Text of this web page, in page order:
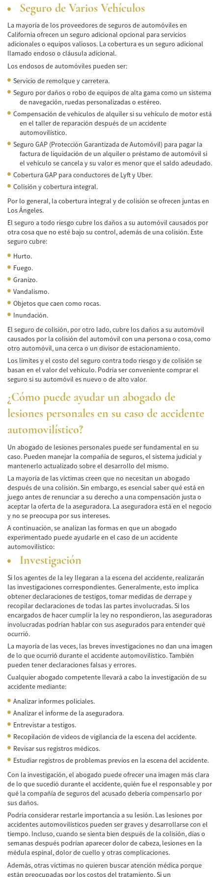
Bicycle Accidents
Limousine Accidents
Pedestrian Accidents
Motorcycle Accidents
Train and Subway Accidents
Truck Accidents
Tour Buses
Types of Catastrophic Injuries
Medical Malpractice
Motorcycle Accident
Drug-Related Motorcycle Accident
Motorist
Motorcycle Rear-End Accident
Reckless Driving Motorcycle Accident
Unsafe Left Turn Motorcycle Accident
Determining Fault
Dealing With Insurance Companies
Pedestrian Accidents Causes
Pedestrian Accident Statistics
Recovering Compensation
Truck Accident
Liable Parties in a Truck Accident
Type of Compensation Available
Type of Evidence Needed
Truck Accident Causes
Winning Your Truck Accident Case
Wrongful Death
Building Your Case
How to File a Wrongful Death Claim
Statute of Limitations
Which Damages Can I Recover in a Wrongful
TESTIMONIALS
NEWS
CONTACT
Seguro de Varios Vehículos
La mayoría de los proveedores de seguros de automóviles en
California ofrecen un seguro adicional opcional para servicios
adicionales o equipos valiosos. La cobertura es un seguro adicional
llamado endoso o cláusula adicional.
Los endosos de automóviles pueden ser:
Servicio de remolque y carretera.
Seguro por daños o robo de equipos de alta gama como un sistema
de navegación, ruedas personalizadas o estéreo.
Compensación de vehículos de alquiler si su vehículo de motor está
en el taller de reparación después de un accidente
automovilístico.
Seguro GAP (Protección Garantizada de Automóvil) para pagar la
factura de liquidación de un alquiler o préstamo de automóvil si
el vehículo se cancela y su valor es menor que el saldo adeudado.
Cobertura GAP para conductores de Lyft y Uber.
Colisión y cobertura integral.
Por lo general, la cobertura integral y de colisión se ofrecen juntas en
Los Ángeles.
El seguro a todo riesgo cubre los daños a su automóvil causados ​​por
otra cosa que no esté bajo su control, además de una colisión. Este
seguro cubre:
Hurto.
Fuego.
Granizo.
Vandalismo.
Objetos que caen como rocas.
Inundación.
El seguro de colisión, por otro lado, cubre los daños a su automóvil
causados ​​por la colisión del automóvil con una persona o cosa, como
otro automóvil, una cerca o un divisor de estacionamiento.
Los límites y el costo del seguro contra todo riesgo y de colisión se
basan en el valor del vehículo. Podría ser conveniente comprar el
seguro si su automóvil es nuevo o de alto valor.
¿Cómo puede ayudar un abogado de
lesiones personales en su caso de accidente
automovilístico?
Un abogado de lesiones personales puede ser fundamental en su
caso. Pueden manejar la compañía de seguros, el sistema judicial y
mantenerlo actualizado sobre el desarrollo del mismo.
La mayoría de las víctimas creen que no necesitan un abogado
después de una colisión. Sin embargo, es esencial saber qué está en
juego antes de renunciar a su derecho a una compensación justa o
aceptar la oferta de la aseguradora. La aseguradora está en el negocio
y no se preocupa por sus intereses.
A continuación, se analizan las formas en que un abogado
experimentado puede ayudarle en el caso de un accidente
automovilístico:
Investigación
Si los agentes de la ley llegaran a la escena del accidente, realizarán
las investigaciones correspondientes. Generalmente, esto implica
obtener declaraciones de testigos, tomar medidas de derrape y
recopilar declaraciones de todas las partes involucradas. Si los
encargados de hacer cumplir la ley no respondieron, las aseguradoras
involucradas podrían hablar con sus asegurados para entender qué
ocurrió.
La mayoría de las veces, las breves investigaciones no dan una imagen
de lo que ocurrió durante el accidente automovilístico. También
pueden tener declaraciones falsas y errores.
Cualquier abogado competente llevará a cabo la investigación de su
accidente mediante:
Analizar informes policiales.
Analizar el informe de la aseguradora.
Entrevistar a testigos.
Recopilación de videos de vigilancia de la escena del accidente.
Revisar sus registros médicos.
Estudiar registros de problemas previos en la escena del accidente.
Con la investigación, el abogado puede ofrecer una imagen más clara
de lo que sucedió durante el accidente, quién fue el responsable y por
qué la compañía de seguros del acusado debería compensarlo por
sus daños.
Podría considerar restarle importancia a su lesión. Las lesiones por
accidentes automovilísticos pueden ser graves y desarrollarse con el
tiempo. Incluso, cuando se sienta bien después de la colisión, días o
semanas después podrían aparecer dolor de cabeza, lesiones en la
médula espinal, dolor de cuello y otras complicaciones.
Además, otras víctimas no quieren buscar atención médica porque
están preocupadas por los costos del tratamiento. Si un